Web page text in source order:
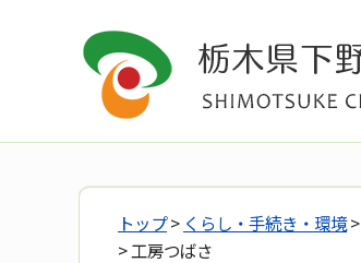
トップ> くらし・手続き・環境>
> 工房つばさ